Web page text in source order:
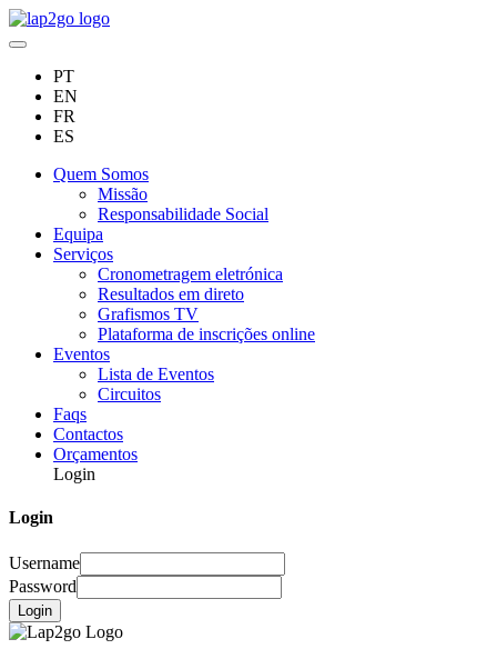
PT
EN
FR
ES
Quem Somos
Missão
Responsabilidade Social
Equipa
Serviços
Cronometragem eletrónica
Resultados em direto
Grafismos TV
Plataforma de inscrições online
Eventos
Lista de Eventos
Circuitos
Faqs
Contactos
Orçamentos
Login
Login
Username
Password
Login